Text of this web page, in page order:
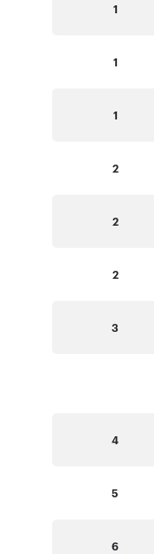
1
1
1
2
2
2
3
4
5
6